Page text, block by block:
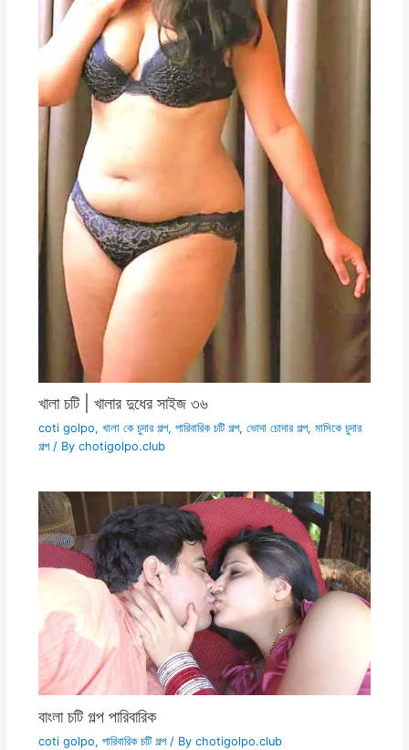
খালা চটি | খালার দুধের সাইজ ৩৬
coti golpo, খালা কে চুদার গল্প, পারিবারিক চটি গল্প, ভোদা চোদার গল্প, মাসিকে চুদার
গল্প/ By chotigolpo.club
বাংলা চটি গল্প পারিবারিক
coti golpo, পারিবারিক চটি গল্প/ By chotigolpo.club